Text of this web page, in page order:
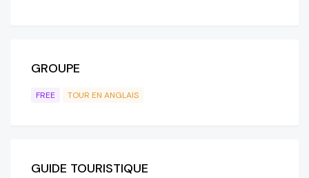
GROUPE
FREE TOUR EN ANGLAIS
GUIDE TOURISTIQUE